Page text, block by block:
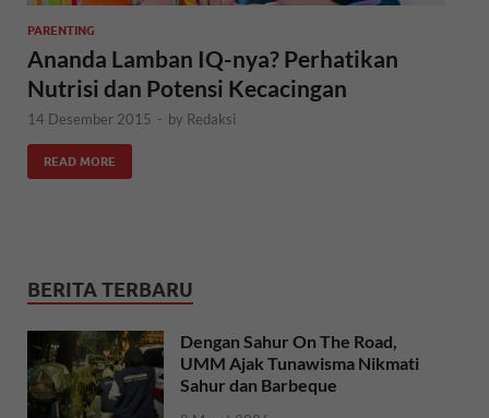
PARENTING
Ananda Lamban IQ-nya? Perhatikan
Nutrisi dan Potensi Kecacingan
14 Desember 2015 - by Redaksi
READ MORE
BERITA TERBARU
Dengan Sahur On The Road,
UMM Ajak Tunawisma Nikmati
Sahur dan Barbeque